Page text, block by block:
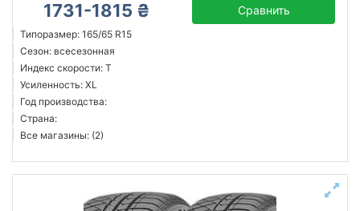
1731-1815 ₴ Сравнить
Типоразмер: 165/65 R15
Сезон: всесезонная
Индекс скорости: T
Усиленность: XL
Год производства:
Страна:
Все магазины: (2)
Сбросить